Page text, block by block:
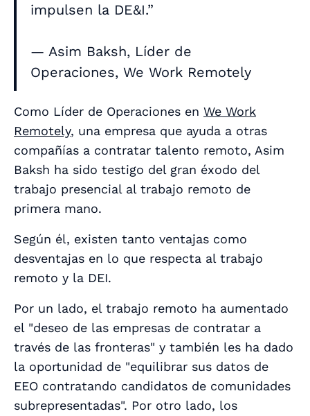
impulsen la DE&I.”
— Asim Baksh, Líder de
Operaciones, We Work Remotely
Como Líder de Operaciones en We Work
Remotely, una empresa que ayuda a otras
compañías a contratar talento remoto, Asim
Baksh ha sido testigo del gran éxodo del
trabajo presencial al trabajo remoto de
primera mano.
Según él, existen tanto ventajas como
desventajas en lo que respecta al trabajo
remoto y la DEI.
Por un lado, el trabajo remoto ha aumentado
el "deseo de las empresas de contratar a
través de las fronteras" y también les ha dado
la oportunidad de "equilibrar sus datos de
EEO contratando candidatos de comunidades
subrepresentadas". Por otro lado, los